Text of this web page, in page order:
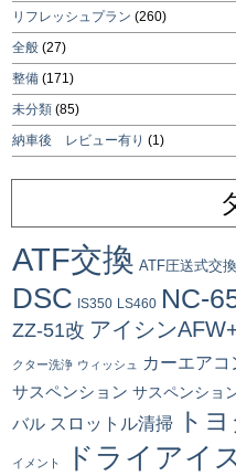
リフレッシュプラン (260)
全般 (27)
整備 (171)
未分類 (85)
納車後 レビュー有り (1)
ATF交換 ATF圧送式交換
DSC IS350 LS460 NC-
ZZ-51改 アイシン
クター洗浄 ウィッシュ カーエア
サスペンション サスペンショ
バル スロットル清掃 トヨ
イメント ドライアイ